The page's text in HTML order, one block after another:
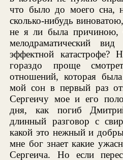
что было до моего сна,
сколько-нибудь
не я ли была причиною,
мелодраматический
эффектной
гораздо проще
отношений, которая
мой сон в первый раз
Сергеичу мое и его
дня, как погиб
длинный разговор с
какой это нежный и
мне бог знает какие
Сергеича. Но если